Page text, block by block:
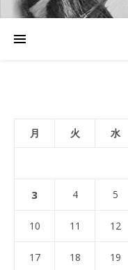
月 火 水
3 4 5
10 11 12
17 18 19